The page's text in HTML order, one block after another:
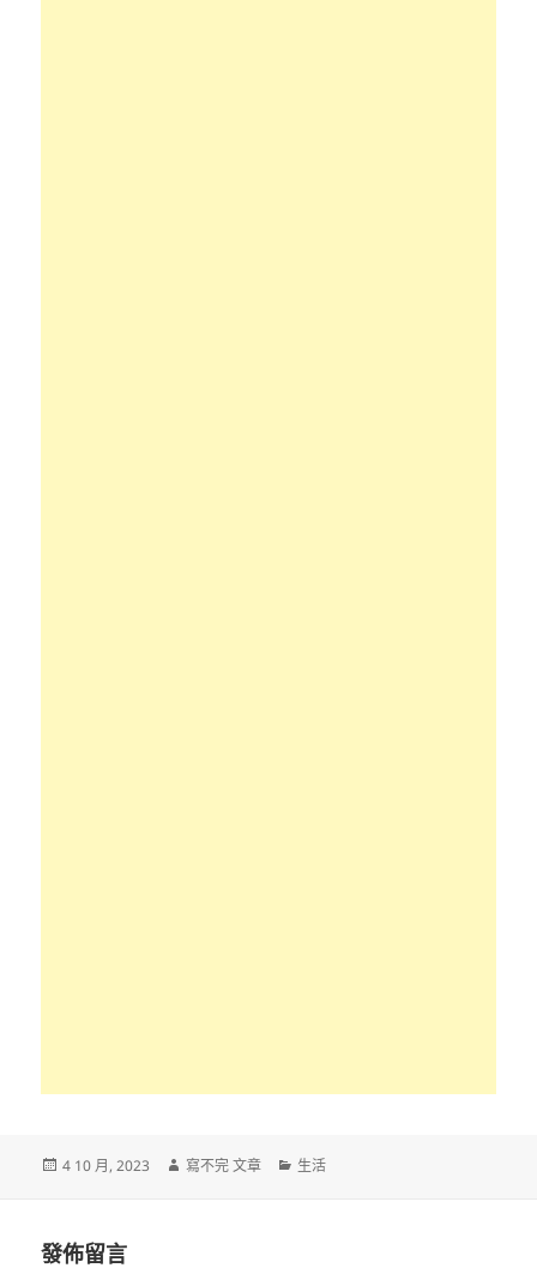
發
4 10 月, 2023
作
寫不完 文章
分
生活
發佈留言